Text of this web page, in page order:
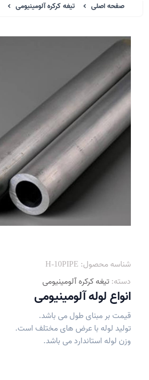
صفحه اصلی تیغه کرکره آلومینیومی
شناسه محصول: H-10PIPE
دسته:تیغه کرکره آلومینیومی
انواع لوله آلومینیومی
قیمت بر مبنای طول می باشد.
تولید لوله با عرض های مختلف است.
وزن لوله استاندارد می باشد.